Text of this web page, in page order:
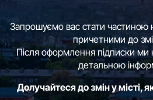
Запрошуємо вас стати частиною
причетними до
Після оформлення підписки ми
детальною
Долучайтеся до змін у місті,